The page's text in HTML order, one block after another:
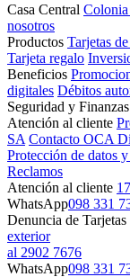
Casa Central
nosotros
Productos Tarjetas
Tarjeta regalo
Beneficios
digitales Débitos
Seguridad y Finanzas
Atención al cliente
SA Contacto OCA
Protección de datos
Reclamos
Atención al cliente
WhatsApp098 331
Denuncia de Tarjetas
exterior
al 2902 7676
WhatsApp098 331